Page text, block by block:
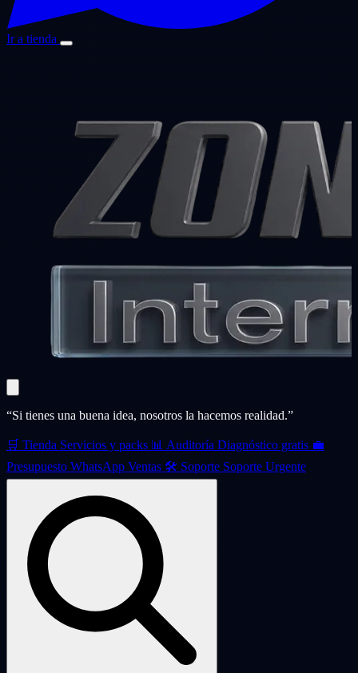
Ir a tienda
“Si tienes una buena idea, nosotros la hacemos realidad.”
🛒 Tienda Servicios y packs 📊 Auditoría Diagnóstico gratis 💼
Presupuesto WhatsApp Ventas 🛠️ Soporte Soporte Urgente